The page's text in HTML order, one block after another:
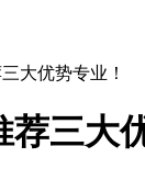
大优势专业！
三大